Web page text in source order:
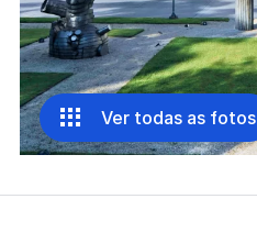
Ver todas as fotos